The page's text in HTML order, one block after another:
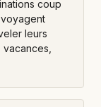
coup
leurs